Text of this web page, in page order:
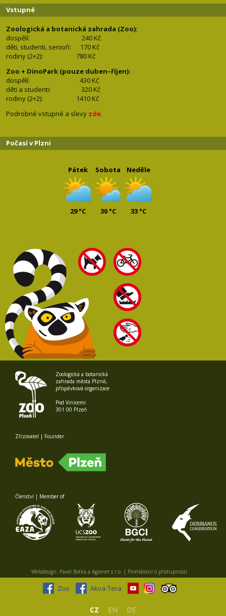
Vstupné
Zoologická a botanická zahrada (Zoo):
dospělí:
240 Kč
děti, studenti, senioři: 170 Kč
rodiny (2+2): 780 Kč
Zoo + DinoPark (pouze duben–říjen):
dospělí: 430 Kč
děti a studenti: 320 Kč
rodiny (2+2): 1410 Kč
Podrobné vstupné a slevy zde.
Počasí v Plzni
Pátek
29 °C
Sobota
30 °C
Neděle
33 °C
Zoologická a botanická
zahrada města Plzně,
příspěvková organizace
Pod Vinicemi
301 00 Plzeň
Zřizovatel | Founder
Členství | Member of
Webdesign: Pavel Botka a Agionet s.r.o. | Prohlášení o přístupnosti
Zoo Akva-Tera
CZ EN DE